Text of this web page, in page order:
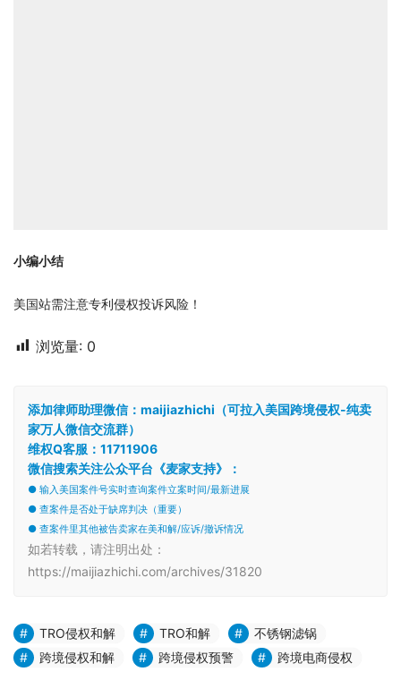
小编小结
美国站需注意专利侵权投诉风险！
浏览量: 0
添加律师助理微信：maijiazhichi（可拉入美国跨境侵权-纯卖
家万人微信交流群）
维权Q客服：11711906
微信搜索关注公众平台《麦家支持》：
● 输入美国案件号实时查询案件立案时间/最新进展
● 查案件是否处于缺席判决（重要）
● 查案件里其他被告卖家在美和解/应诉/撤诉情况
如若转载，请注明出处：
https://maijiazhichi.com/archives/31820
TRO侵权和解 TRO和解
不锈钢滤锅
跨境侵权和解
跨境侵权预警 跨境电商侵权